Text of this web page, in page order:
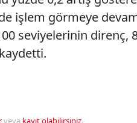
işlem görmeye
seviyelerinin direnç,
veya kayıt olabilirsiniz.